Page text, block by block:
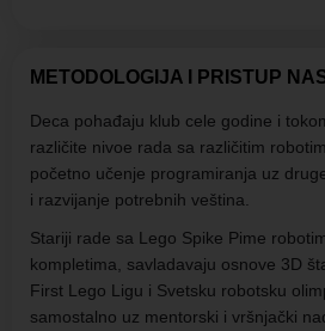
METODOLOGIJA I PRISTUP
Deca pohađaju klub cele godine i
različite nivoe rada sa različitim
početno učenje programiranja uz
i razvijanje potrebnih veština.
Stariji rade sa Lego Spike Pime
kompletima, savladavaju osnove 3D
First Lego Ligu i Svetsku robotsku
samostalno uz mentorski i vršnjački